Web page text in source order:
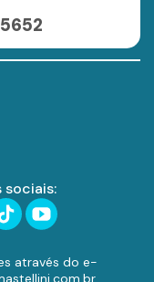
sociais:
através do e-